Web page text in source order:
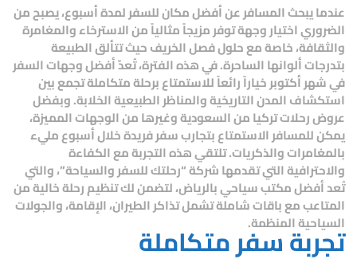
عندما يبحث المسافر عن أفضل مكان للسفر لمدة أسبوع، يصبح من
الضروري اختيار وجهة توفر مزيجاً مثالياً من الاسترخاء والمغامرة
والثقافة، خاصة مع حلول فصل الخريف حيث تتألق الطبيعة
بتدرجات ألوانها الساحرة. في هذه الفترة، تُعدّأفضل وجهات السفر
في شهر أكتوبرخياراً رائعاً للاستمتاع برحلة متكاملة تجمع بين
استكشاف المدن التاريخية والمناظر الطبيعية الخلابة. وبفضل
عروض رحلات تركيا من السعودية وغيرها من الوجهات المميزة،
يمكن للمسافر الاستمتاع بتجارب سفر فريدة خلال أسبوع مليء
بالمغامرات والذكريات. تلتقي هذه التجربة مع الكفاءة
والاحترافية التي تقدمها شركة “رحلتك للسفر والسياحة”، والتي
تُعد أفضل مكتب سياحي بالرياض، لتضمن لك تنظيم رحلة خالية من
المتاعب مع باقات شاملة تشمل تذاكر الطيران، الإقامة، والجولات
السياحية المنظمة.
تجربة سفر متكاملة